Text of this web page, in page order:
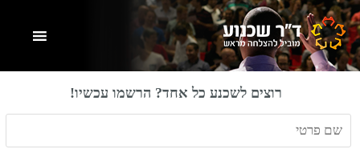
Skip
to
main
Skip
to
primary
Skip
to
footer
רוצים לשכנע כל אחד? הרשמו עכשיו!